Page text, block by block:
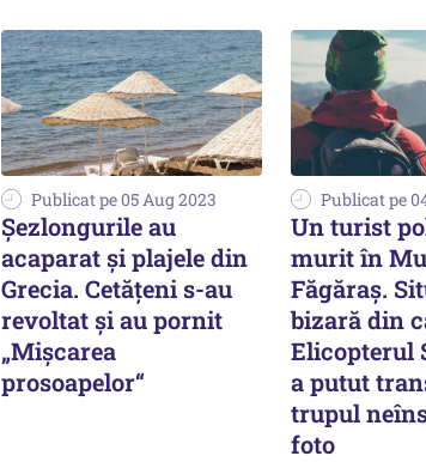
Publicat pe 05 Aug 2023
Șezlongurile au
acaparat și plajele din
Grecia. Cetățeni s-au
revoltat și au pornit
„Mișcarea
prosoapelor“
Publicat pe
Un turist
murit în
Făgăraș.
bizară din
Elicopterul
a putut
trupul
foto